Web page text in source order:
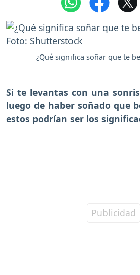
¿Qué significa soñar que te
Si te levantas con una
luego de haber soñado que
estos podrían ser los